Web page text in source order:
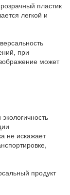
пластик
легкой и
при
может
не искажает
продукт